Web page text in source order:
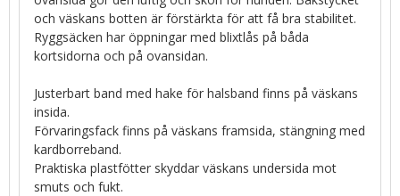
och väskans botten är förstärkta för att få bra stabilitet.
Ryggsäcken har öppningar med blixtlås på båda
kortsidorna och på ovansidan.
Justerbart band med hake för halsband finns på väskans
insida.
Förvaringsfack finns på väskans framsida, stängning med
kardborreband.
Praktiska plastfötter skyddar väskans undersida mot
smuts och fukt.